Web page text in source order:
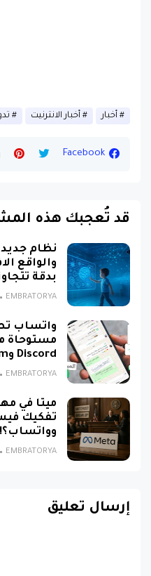
أخبار أخبار الانترنيت
Facebook
قد تُعجبك هذه
نظام
والواقع
بدقة تتجاوز
EMBRATORYA
مستوحاة
Discord وTelegram
EMBRATORYA
ميتا في
تفكيك
وواتساب؟!
EMBRATORYA
إرسال تعليق